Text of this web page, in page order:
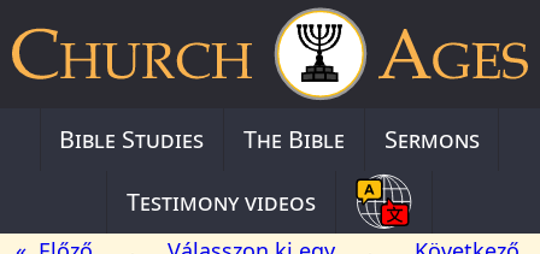
Bible Studies The Bible
Sermons
Testimony videos